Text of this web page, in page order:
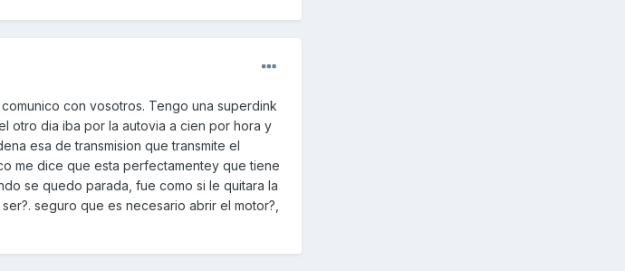
con vosotros. Tengo una superdink
otro dia iba por la autovia a cien por hora y
esa de transmision que transmite el
me dice que esta perfectamentey que tiene
se quedo parada, fue como si le quitara la
seguro que es necesario abrir el motor?,